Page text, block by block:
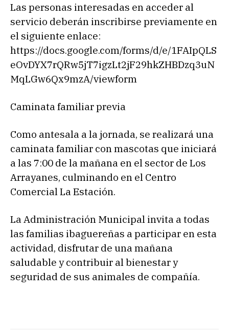
Las personas interesadas en acceder al
servicio deberán inscribirse previamente en
el siguiente enlace:
https://docs.google.com/forms/d/e/1FAIpQLS
eOvDYX7rQRw5jT7igzLt2jF29hkZHBDzq3uN
MqLGw6Qx9mzA/viewform
Caminata familiar previa
Como antesala a la jornada, se realizará una
caminata familiar con mascotas que iniciará
a las 7:00 de la mañana en el sector de Los
Arrayanes, culminando en el Centro
Comercial La Estación.
La Administración Municipal invita a todas
las familias ibaguereñas a participar en esta
actividad, disfrutar de una mañana
saludable y contribuir al bienestar y
seguridad de sus animales de compañía.